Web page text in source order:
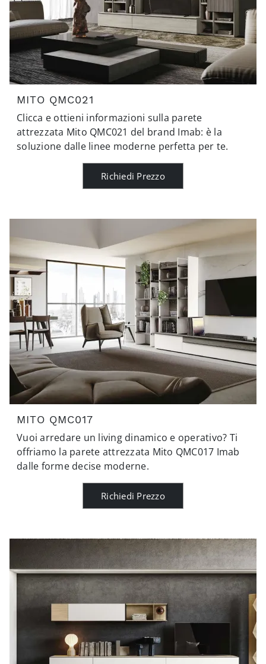
MITO QMC021
Clicca e ottieni informazioni sulla parete
attrezzata Mito QMC021 del brand Imab: è la
soluzione dalle linee moderne perfetta per te.
Richiedi Prezzo
MITO QMC017
Vuoi arredare un living dinamico e operativo? Ti
offriamo la parete attrezzata Mito QMC017 Imab
dalle forme decise moderne.
Richiedi Prezzo